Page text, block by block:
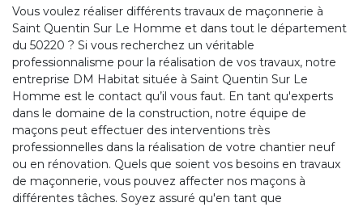
Vous voulez réaliser différents travaux de maçonnerie à
Saint Quentin Sur Le Homme et dans tout le département
du 50220 ? Si vous recherchez un véritable
professionnalisme pour la réalisation de vos travaux, notre
entreprise DM Habitat située à Saint Quentin Sur Le
Homme est le contact qu’il vous faut. En tant qu'experts
dans le domaine de la construction, notre équipe de
maçons peut effectuer des interventions très
professionnelles dans la réalisation de votre chantier neuf
ou en rénovation. Quels que soient vos besoins en travaux
de maçonnerie, vous pouvez affecter nos maçons à
différentes tâches. Soyez assuré qu'en tant que